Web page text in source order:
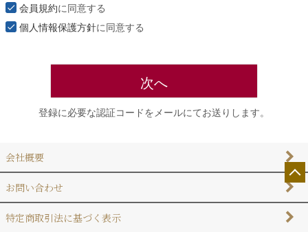
会員規約に同意する
個人情報保護方針に同意する
次へ
登録に必要な認証コードをメールにてお送りします。
会社概要
お問い合わせ
特定商取引法に基づく表示